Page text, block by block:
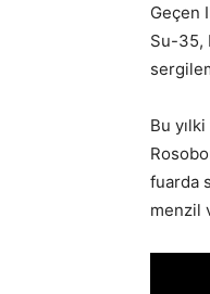
Geçen
Su-35,
Bu
fuarda
menzil